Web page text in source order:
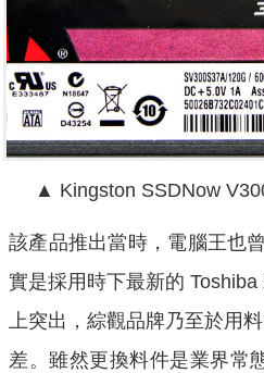
▲ Kingston SSDNow
該產品推出當時，電腦王也
實是採用時下最新的
上突出，綜觀品牌乃至於用
差。雖然更換料件是業界常